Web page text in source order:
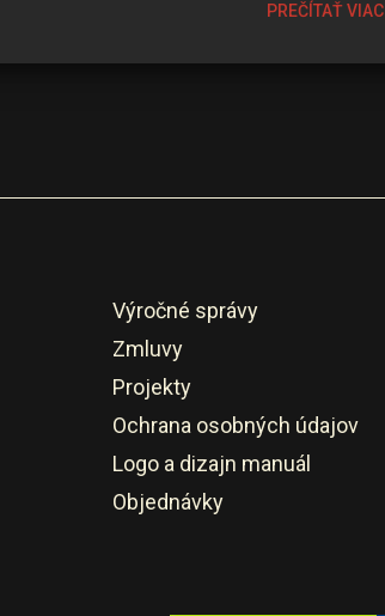
PREČÍTAŤ VIAC
Výročné správy
Zmluvy
Projekty
Ochrana osobných údajov
Logo a dizajn manuál
Objednávky